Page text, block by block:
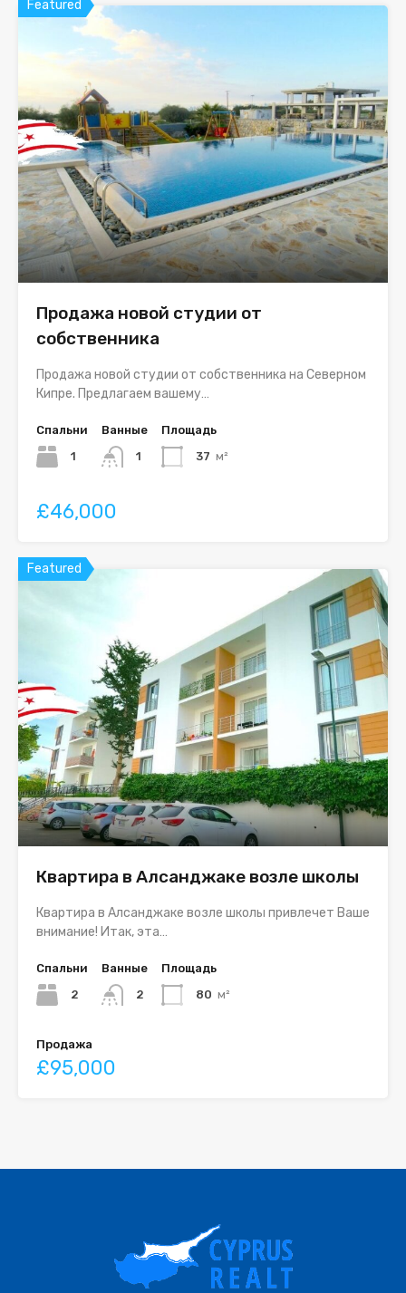
Featured
Продажа новой студии от
собственника
Продажа новой студии от собственника на Северном
Кипре. Предлагаем вашему…
Спальни
1
Ванные
1
Площадь
37 м²
£46,000
Featured
Квартира в Алсанджаке возле школы
Квартира в Алсанджаке возле школы привлечет Ваше
внимание! Итак, эта…
Спальни
2
Ванные
2
Площадь
80 м²
Продажа
£95,000